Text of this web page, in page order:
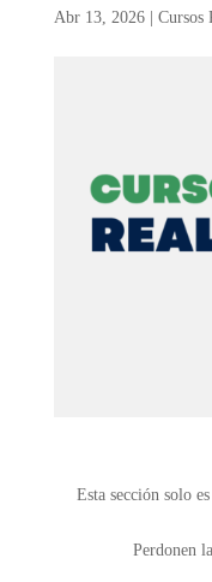
Abr 13, 2026| Cursos
Esta sección solo
Perdonen